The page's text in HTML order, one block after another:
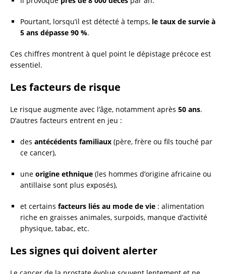
Pourtant, lorsqu’il est détecté à temps, le taux de survie à
5 ans dépasse 90 %.
Ces chiffres montrent à quel point le dépistage précoce est
essentiel.
Les facteurs de risque
Le risque augmente avec l’âge, notamment après 50 ans.
D’autres facteurs entrent en jeu :
des antécédents familiaux (père, frère ou fils touché par
ce cancer),
une origine ethnique (les hommes d’origine africaine ou
antillaise sont plus exposés),
et certains facteurs liés au mode de vie : alimentation
riche en graisses animales, surpoids, manque d’activité
physique, tabac, etc.
Les signes qui doivent alerter